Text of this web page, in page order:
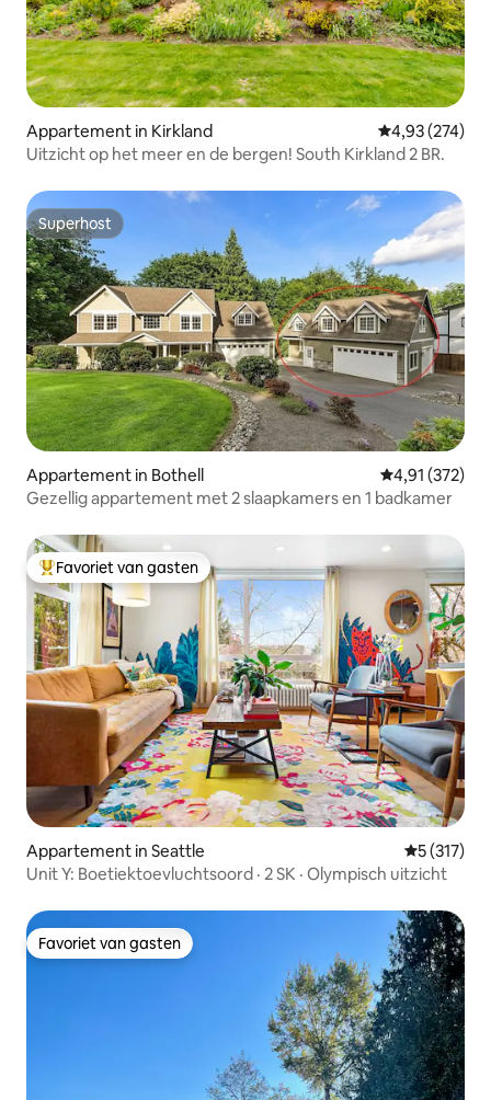
Appartement in Kirkland Gemiddelde
4,93 (274)
Uitzicht op het meer en de bergen! South Kirkland 2 BR.
Superhost
Superhost
Appartement in Bothell Gemiddelde
4,91 (372)
Gezellig appartement met 2 slaapkamers en 1 badkamer
Topfavoriet van gasten
Favoriet van gasten
Appartement in Seattle
5 (317)
Unit Y: Boetiektoevluchtsoord · 2 SK · Olympisch uitzicht
Favoriet van gasten
Favoriet van gasten